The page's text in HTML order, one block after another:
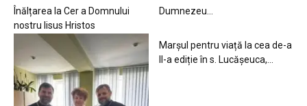
Înălțarea la Cer a Domnului
nostru Iisus Hristos
Dumnezeu…
Marșul pentru viață la cea de-a
II-a ediție în s. Lucășeuca,...